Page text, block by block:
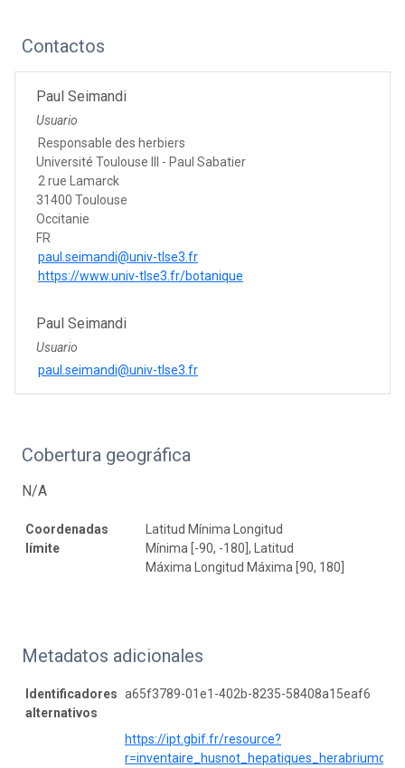
Contactos
Paul Seimandi
Usuario
Responsable des herbiers
Université Toulouse III - Paul Sabatier
2 rue Lamarck
31400 Toulouse
Occitanie
FR
paul.seimandi@univ-tlse3.fr
https://www.univ-tlse3.fr/botanique
Paul Seimandi
Usuario
paul.seimandi@univ-tlse3.fr
Cobertura geográfica
N/A
Coordenadas
límite
Latitud Mínima Longitud
Mínima [-90, -180], Latitud
Máxima Longitud Máxima [90, 180]
Metadatos adicionales
Identificadores
alternativos
a65f3789-01e1-402b-8235-58408a15eaf6
https://ipt.gbif.fr/resource?